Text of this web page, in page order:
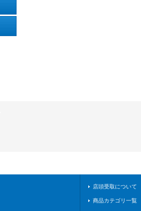
店頭受取について
商品カテゴリ一覧